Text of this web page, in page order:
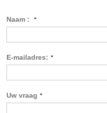
Naam :
E-mailadres:
Uw vraag